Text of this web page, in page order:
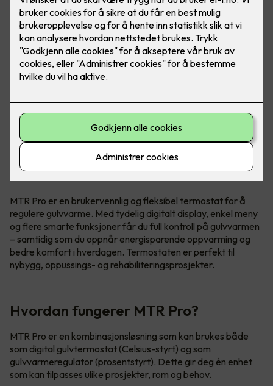
Hva er MTR Pro?
MTR Pro er en brukervennlig og fleksibel termostat for å
regulere gulvvarme. Med tydelig digitalt display, enkel meny
og flere smarte funksjoner får du full kontroll på gulvvarmen
– samtidig som du oppnår energisparende oppvarming og
bedre komfort i hverdagen. Termostaten er perfekt til
nybygg, oppussings- og rehabiliteringsprosjekter.
Hvordan fungerer MTR Pro?
MTR Pro er en kombinasjonsløsning som kan brukes både
som digital gulvtermostat (Celsius-styrt) og som
gulvvarmeregulator (prosentstyrt). Dette gir deg én enhet
som kan tilpasses ulike prosjekter, rom og behov.